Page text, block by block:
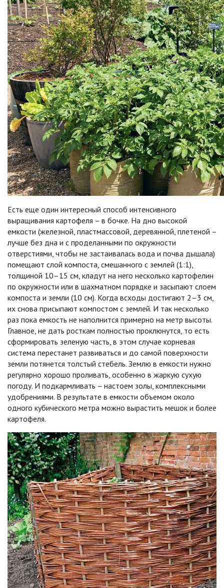
Есть еще один интересный способ интенсивного
выращивания картофеля – в бочке. На дно высокой
емкости (железной, пластмассовой, деревянной, плетеной –
лучше без дна и с проделанными по окружности
отверстиями, чтобы не застаивалась вода и почва дышала)
помещают слой компоста, смешанного с землей (1:1),
толщиной 10–15 см, кладут на него несколько картофелин
по окружности или в шахматном порядке и засыпают слоем
компоста и земли (10 см). Когда всходы достигают 2–3 см,
их снова присыпают компостом с землей. И так несколько
раз пока емкость не наполнится примерно на метр высоты.
Главное, не дать росткам полностью проклюнутся, то есть
сформировать зеленую часть, в этом случае корневая
система перестанет развиваться и до самой поверхности
земли потянется толстый стебель. Землю в емкости нужно
регулярно хорошо проливать, особенно в жаркую сухую
погоду. И подкармливать – настоем золы, комплексными
удобрениями. В результате в емкости объемом около
одного кубического метра можно вырастить мешок и более
картофеля.